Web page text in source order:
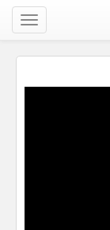
שנה